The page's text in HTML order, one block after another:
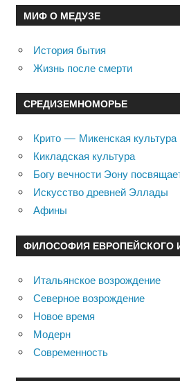
МИФ О МЕДУЗЕ
История бытия
Жизнь после смерти
СРЕДИЗЕМНОМОРЬЕ
Крито — Микенская культура
Кикладская культура
Богу вечности Эону
Искусство древней Эллады
Афины
ФИЛОСОФИЯ ЕВРОПЕЙСКОГО
Итальянское возрождение
Северное возрождение
Новое время
Модерн
Современность